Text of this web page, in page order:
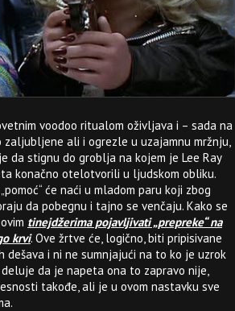
voodoo ritualom oživljava i – sada na
ali i ogrezle u uzajamnu mržnju,
da stignu do groblja na kojem je Lee Ray
konačno otelotvorili u ljudskom obliku.
će naći u mladom paru koji zbog
da pobegnu i tajno se venčaju. Kako se
tinejdžerima pojavljivati „prepreke“ na
krvi. Ove žrtve će, logično, biti pripisivane
dešava i ni ne sumnjajući na to ko je uzrok
da je napeta ona to zapravo nije,
takođe, ali je u ovom nastavku sve